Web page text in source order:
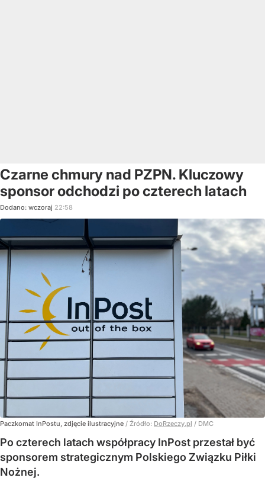
Czarne chmury nad PZPN. Kluczowy
sponsor odchodzi po czterech latach
Dodano: wczoraj 22:58
Paczkomat InPostu, zdjęcie ilustracyjne / Źródło: DoRzeczy.pl / DMC
Po czterech latach współpracy InPost przestał być
sponsorem strategicznym Polskiego Związku Piłki
Nożnej.